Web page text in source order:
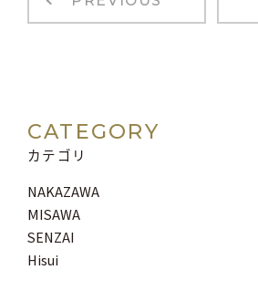
CATEGORY
カテゴリ
NAKAZAWA
MISAWA
SENZAI
Hisui